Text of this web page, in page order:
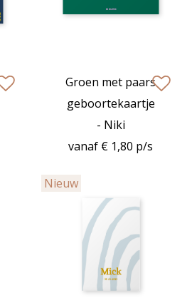
Groen met paars
geboortekaartje
- Niki
vanaf € 1,80 p/s
Nieuw